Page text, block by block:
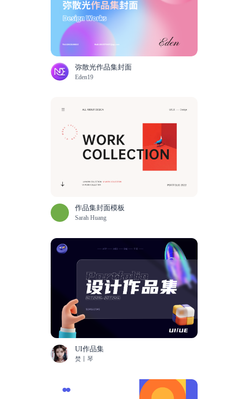
弥散光作品集封面
Eden19
作品集封面模板
Sarah Huang
UI作品集
焚丨琴